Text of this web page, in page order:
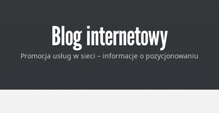
Blog internetowy
Promocja usług w sieci – informacje o pozycjonowaniu